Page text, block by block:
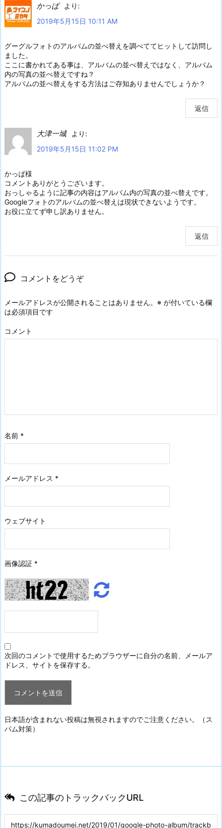
かっぱ
より:
2019年5月15日 10:11 AM
グーグルフォトのアルバムの並べ替えを調べててヒットして訪問し
ました。
ここに書かれてある事は、アルバムの並べ替えではなく、アルバム
内の写真の並べ替えですね？
アルバムの並べ替えをする方法はご存知ありませんでしょうか？
返信
大津一城
より:
2019年5月15日 11:02 PM
かっぱ様
コメントありがとうございます。
おっしゃるように記事の内容はアルバム内の写真の並べ替えです。
Googleフォトのアルバムの並べ替えは現状できないようです。
お役に立てず申し訳ありません。
返信
コメントをどうぞ
メールアドレスが公開されることはありません。 ※ が付いている欄
は必須項目です
コメント
名前 *
メールアドレス *
ウェブサイト
画像認証 *
次回のコメントで使用するためブラウザーに自分の名前、メールア
ドレス、サイトを保存する。
日本語が含まれない投稿は無視されますのでご注意ください。（ス
パム対策）
この記事のトラックバックURL